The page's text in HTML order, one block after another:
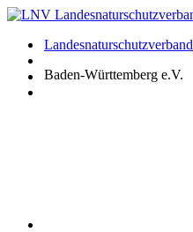
Zum
springenLandesnaturschutzverband
Baden-Württemberg e.V.